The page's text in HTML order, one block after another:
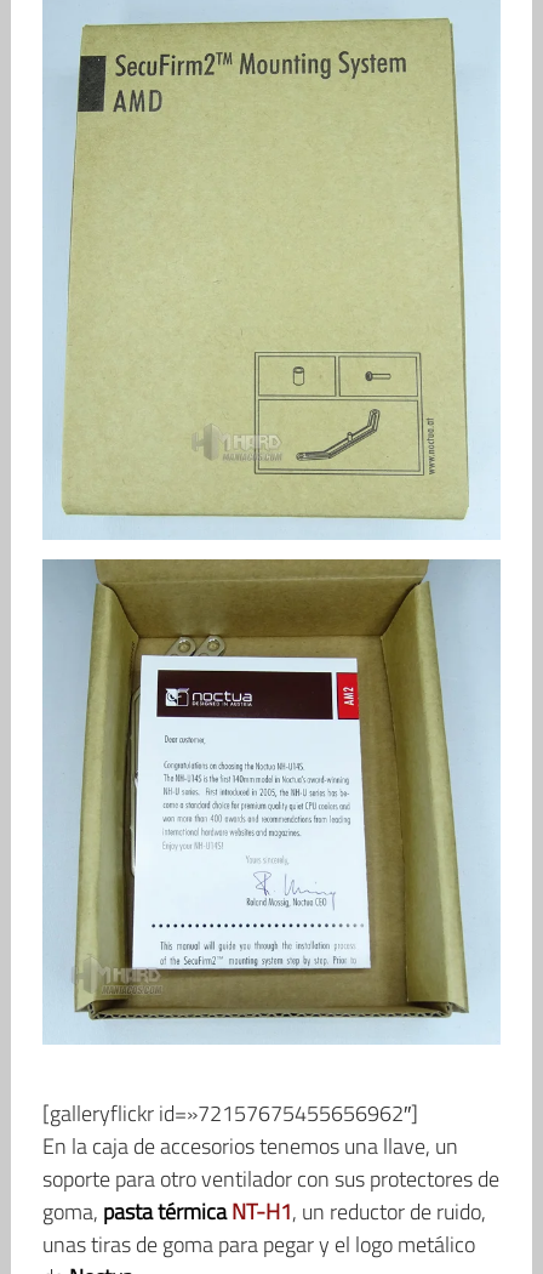
[galleryflickr id=»72157675455656962″]
En la caja de accesorios tenemos una llave, un
soporte para otro ventilador con sus protectores de
goma, pasta térmicaNT-H1, un reductor de ruido,
unas tiras de goma para pegar y el logo metálico